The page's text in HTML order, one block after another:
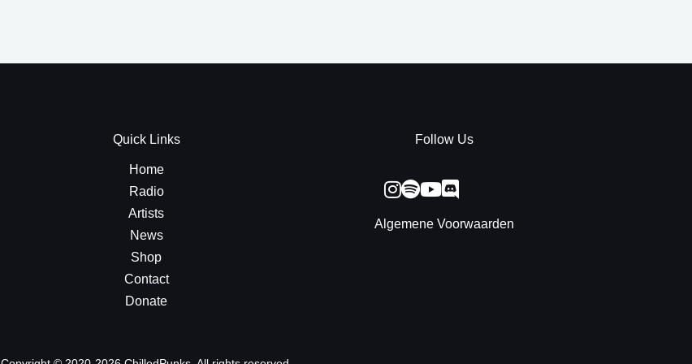
Quick Links
Home
Radio
Artists
News
Shop
Contact
Donate
Follow Us
Algemene Voorwaarden